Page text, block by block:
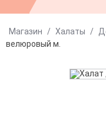
Магазин / Халаты /
велюровый м.